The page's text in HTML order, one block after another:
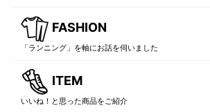
FASHION
「ランニング」を軸にお話を伺いました
ITEM
いいね！と思った商品をご紹介